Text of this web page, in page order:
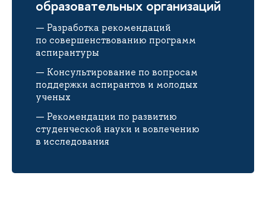
образовательных организаций
Разработка рекомендаций
по совершенствованию программ
аспирантуры
Консультирование по вопросам
поддержки аспирантов и молодых
ученых
Рекомендации по развитию
студенческой науки и вовлечению
в исследования